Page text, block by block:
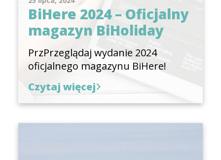
BiHere 2024 – Oficjalny
magazyn BiHoliday
PrzPrzeglądaj wydanie 2024
oficjalnego magazynu BiHere!
Czytaj więcej